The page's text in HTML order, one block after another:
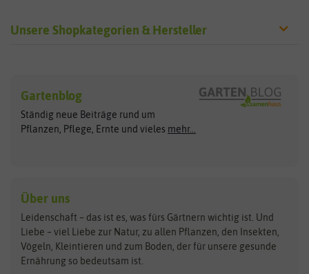
Unsere Shopkategorien & Hersteller
Exotische Samen
Gemüsesamen
Gründünger
Kräutersamen
Obstsamen
Pilzbrut
Rasensamen
Steckzwiebeln
Arche Noah
ASB Greenworld
Benary
Bingenheimer Saatgut
Bionana
Clever Pots
COMPO
Dürr-Samen
Gartenblog
Ständig neue Beiträge rund um
Pflanzen, Pflege, Ernte und vieles mehr...
Über uns
Leidenschaft – das ist es, was fürs Gärtnern wichtig ist. Und
Liebe – viel Liebe zur Natur, zu allen Pflanzen, den Insekten,
Vögeln, Kleintieren und zum Boden, der für unsere gesunde
Ernährung so bedeutsam ist.